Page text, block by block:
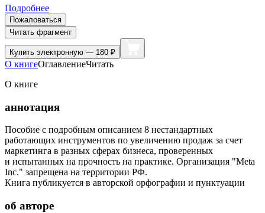
Подробнее
Пожаловаться
Читать фрагмент
Купить электронную — 180 ₽
О книгеОглавлениеЧитать
О книге
аннотация
Пособие с подробным описанием 8 нестандартных
работающих инструментов по увеличению продаж за счет
маркетинга в разных сферах бизнеса, проверенных
и испытанных на прочность на практике. Организация "Meta
Inc." запрещена на территории РФ.
Книга публикуется в авторской орфографии и пунктуации
об авторе